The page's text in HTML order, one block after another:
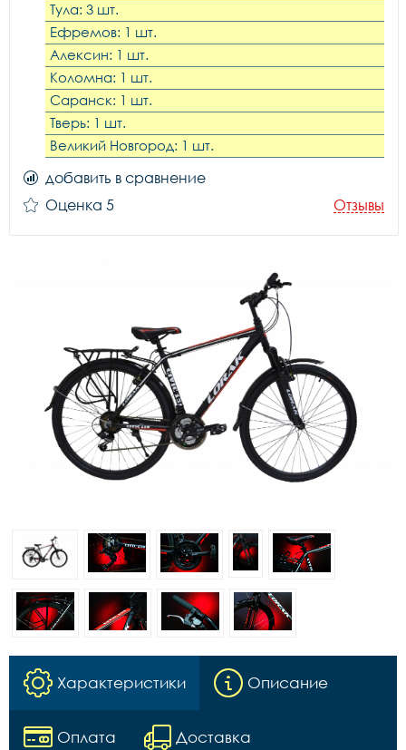
Тула: 3 шт.
Ефремов: 1 шт.
Алексин: 1 шт.
Коломна: 1 шт.
Саранск: 1 шт.
Тверь: 1 шт.
Великий Новгород: 1 шт.
добавить в сравнение
Оценка 5
Отзывы
Характеристики Описание
Оплата Доставка